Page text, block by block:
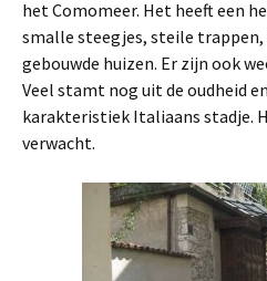
het Comomeer. Het heeft een
smalle steegjes, steile trappen,
gebouwde huizen. Er zijn ook
Veel stamt nog uit de oudheid
karakteristiek Italiaans stadje.
verwacht.